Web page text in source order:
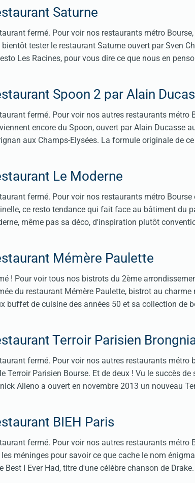
Saturne
fermé. Pour voir nos restaurants métro
tester le restaurant Saturne ouvert par Sven
Les Racines, pour vous dire ce que nous en
Spoon 2 par Alain
fermé. Pour voir nos autres restaurants métro
encore du Spoon, ouvert par Alain Ducasse
aux Champs-Elysées. La formule originale de
Le Moderne
fermé. Pour voir nos restaurants métro
ce resto tendance qui fait face au bâtiment du
même pas sa déco, d'inspiration plutôt
Mémère Paulette
! Pour voir tous nos bistrots du 2ème
du restaurant Mémère Paulette, bistrot au charme
buffet de cuisine des années 50 et sa collection de
Terroir Parisien
fermé. Pour voir nos autres restaurants métro
Terroir Parisien Bourse. Et de deux ! Vu le succès
Alleno a ouvert en novembre 2013 un nouveau
BIEH Paris
fermé. Pour voir nos autres restaurants métro
les méninges pour savoir ce que cache le nom
Best I Ever Had, titre d'une célèbre chanson de